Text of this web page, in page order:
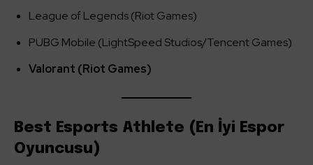
League of Legends (Riot Games)
PUBG Mobile (LightSpeed Studios/Tencent Games)
Valorant (Riot Games)
Best Esports Athlete (En İyi Espor
Oyuncusu)